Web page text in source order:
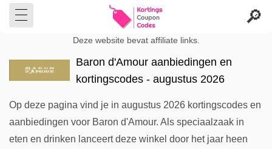
Deze website bevat affiliate links.
Baron d'Amour aanbiedingen en
kortingscodes - augustus 2026
Op deze pagina vind je in augustus 2026 kortingscodes en
aanbiedingen voor Baron d'Amour. Als speciaalzaak in
eten en drinken lanceert deze winkel door het jaar heen